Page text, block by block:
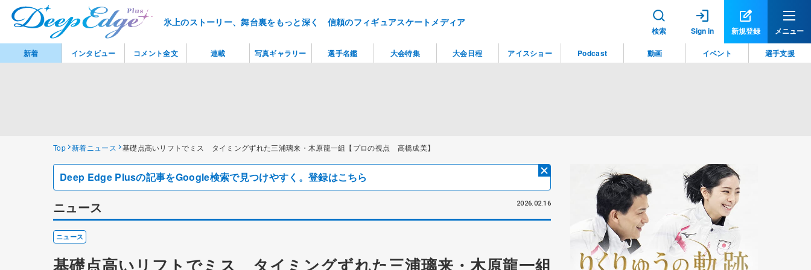
氷上のストーリー、舞台裏をもっと深く 信頼のフィギュアスケートメディア
検索 Sign in 新規登録 メニュー
Top 新着ニュース 基礎点高いリフトでミス タイミングずれた三浦璃来・木原龍一組【プロの視点 高橋成美】
Deep Edge Plusの記事をGoogle検索で見つけやすく。登録はこちら
ニュース 2026.02.16
ニュース
基礎点高いリフトでミス タイミングずれた三浦璃来・木原龍一組
新着 インタビュー コメント全文 連載 写真ギャラリー 選手名鑑 大会特集 大会日程 アイスショー Podcast 動画 イベント 選手支援